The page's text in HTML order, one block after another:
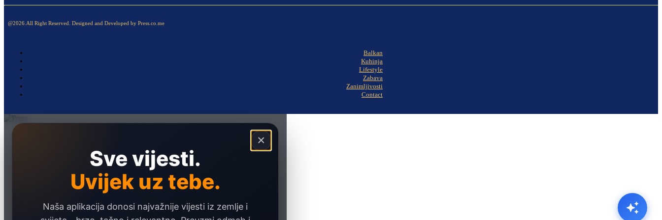
@2026.All Right Reserved. Designed and Developed by Press.co.me
Balkan
Kuhinja
Lifestyle
Zabava
Zanimljivosti
Contact
×
Sve vijesti.
Uvijek uz tebe.
Naša aplikacija donosi najvažnije vijesti iz zemlje i